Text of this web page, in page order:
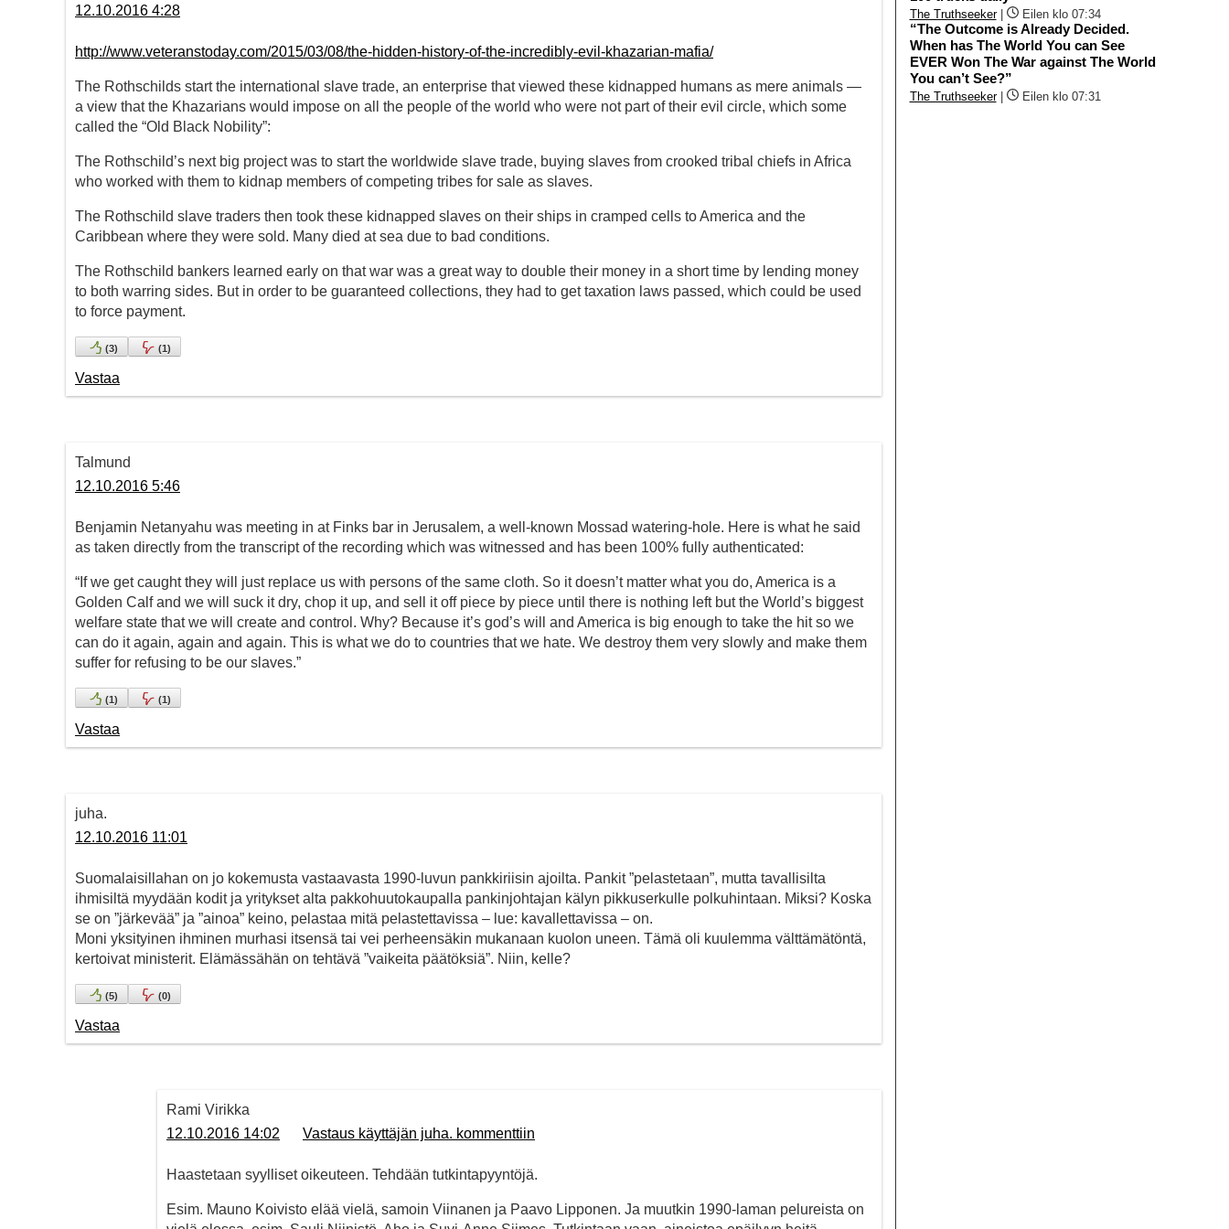
12.10.2016 4:28
http://www.veteranstoday.com/2015/03/08/the-hidden-history-of-the-incredibly-evil-khazarian-mafia/
The Rothschilds start the international slave trade, an enterprise that viewed these kidnapped humans as mere animals —
a view that the Khazarians would impose on all the people of the world who were not part of their evil circle, which some
called the “Old Black Nobility”:
The Rothschild’s next big project was to start the worldwide slave trade, buying slaves from crooked tribal chiefs in Africa
who worked with them to kidnap members of competing tribes for sale as slaves.
The Rothschild slave traders then took these kidnapped slaves on their ships in cramped cells to America and the
Caribbean where they were sold. Many died at sea due to bad conditions.
The Rothschild bankers learned early on that war was a great way to double their money in a short time by lending money
to both warring sides. But in order to be guaranteed collections, they had to get taxation laws passed, which could be used
to force payment.
(3) (1)
Vastaa
Talmund
12.10.2016 5:46
Benjamin Netanyahu was meeting in at Finks bar in Jerusalem, a well-known Mossad watering-hole. Here is what he said
as taken directly from the transcript of the recording which was witnessed and has been 100% fully authenticated:
“If we get caught they will just replace us with persons of the same cloth. So it doesn’t matter what you do, America is a
Golden Calf and we will suck it dry, chop it up, and sell it off piece by piece until there is nothing left but the World’s biggest
welfare state that we will create and control. Why? Because it’s god’s will and America is big enough to take the hit so we
can do it again, again and again. This is what we do to countries that we hate. We destroy them very slowly and make them
suffer for refusing to be our slaves.”
(1) (1)
Vastaa
juha.
12.10.2016 11:01
Suomalaisillahan on jo kokemusta vastaavasta 1990-luvun pankkiriisin ajoilta. Pankit ”pelastetaan”, mutta tavallisilta
ihmisiltä myydään kodit ja yritykset alta pakkohuutokaupalla pankinjohtajan kälyn pikkuserkulle polkuhintaan. Miksi? Koska
se on ”järkevää” ja ”ainoa” keino, pelastaa mitä pelastettavissa – lue: kavallettavissa – on.
Moni yksityinen ihminen murhasi itsensä tai vei perheensäkin mukanaan kuolon uneen. Tämä oli kuulemma välttämätöntä,
kertoivat ministerit. Elämässähän on tehtävä ”vaikeita päätöksiä”. Niin, kelle?
(5) (0)
Vastaa
Rami Virikka
12.10.2016 14:02
Vastaus käyttäjän juha. kommenttiin
Haastetaan syylliset oikeuteen. Tehdään tutkintapyyntöjä.
Esim. Mauno Koivisto elää vielä, samoin Viinanen ja Paavo Lipponen. Ja muutkin 1990-laman pelureista on
The Truthseeker| Eilen klo 07:34
“The Outcome is Already Decided.
When has The World You can See
EVER Won The War against The World
You can’t See?”
The Truthseeker| Eilen klo 07:31